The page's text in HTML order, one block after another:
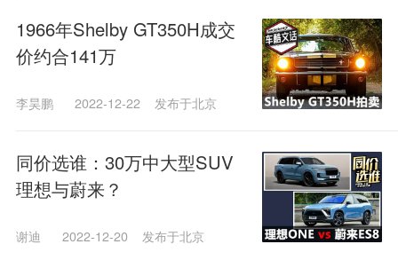
1966年Shelby GT350H成交
价约合141万
李昊鹏 2022-12-22 发布于北京
同价选谁：30万中大型SUV
理想与蔚来？
谢迪 2022-12-20 发布于北京